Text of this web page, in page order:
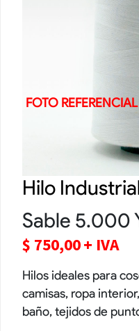
FOTO REFERENCIAL
Hilo
Sable 5.000
$ 750,00+ IVA
Hilos ideales para
camisas, ropa
baño, tejidos de